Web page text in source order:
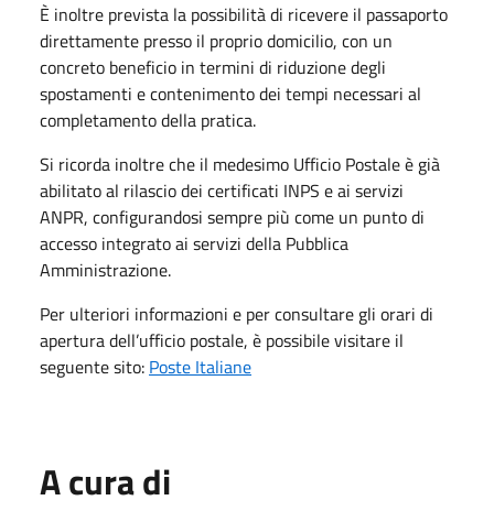
È inoltre prevista la possibilità di ricevere il passaporto
direttamente presso il proprio domicilio, con un
concreto beneficio in termini di riduzione degli
spostamenti e contenimento dei tempi necessari al
completamento della pratica.
Si ricorda inoltre che il medesimo Ufficio Postale è già
abilitato al rilascio dei certificati INPS e ai servizi
ANPR, configurandosi sempre più come un punto di
accesso integrato ai servizi della Pubblica
Amministrazione.
Per ulteriori informazioni e per consultare gli orari di
apertura dell’ufficio postale, è possibile visitare il
seguente sito: Poste Italiane
A cura di